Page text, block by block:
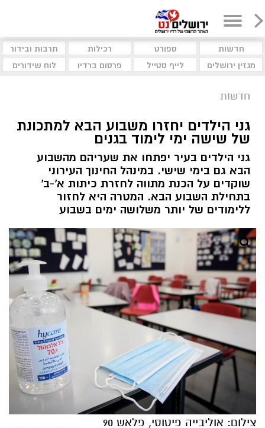
חדשות ספורט רכילות
תרבות ובידור
מגזין ירושלים
לייף סטייל פרסום ברדיו לוח שידורים
חדשות
גני הילדים יחזרו משבוע הבא למתכונת
של שישה ימי לימוד בגנים
גני הילדים בעיר יפתחו את שעריהם מהשבוע
הבא גם בימי שישי. במינהל החינוך העירוני
שוקדים על הכנת מתווה לחזרת כיתות א'-ב'
בתחילת השבוע הבא. המטרה היא לחזור
ללימודים של יותר משלושה ימים בשבוע
צילום: אוליבייה פיטוסי, פלאש 90